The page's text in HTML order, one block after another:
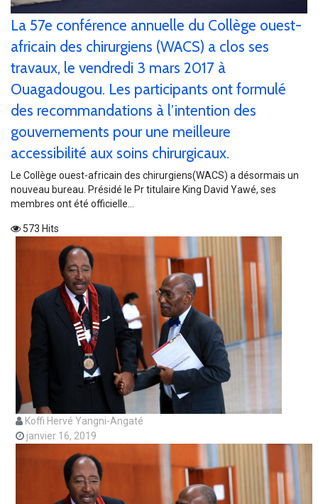
La 57e conférence annuelle du Collège ouest-
africain des chirurgiens (WACS) a clos ses
travaux, le vendredi 3 mars 2017 à
Ouagadougou. Les participants ont formulé
des recommandations à l’intention des
gouvernements pour une meilleure
accessibilité aux soins chirurgicaux.
Le Collège ouest-africain des chirurgiens(WACS) a désormais un
nouveau bureau. Présidé le Pr titulaire King David Yawé, ses
membres ont été officielle...
573 Hits
Koffi Hervé Yangni-Angaté
janvier 16, 2019